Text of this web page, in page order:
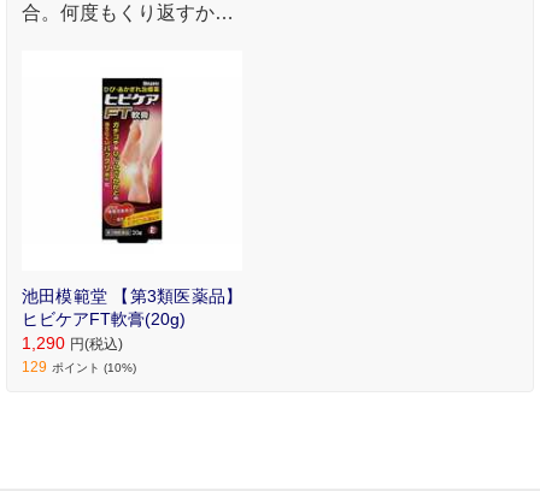
合。何度もくり返すかか
池田模範堂 【第3類医薬品】
ヒビケアFT軟膏(20g)
1,290 円(税込)
129 ポイント (10%)